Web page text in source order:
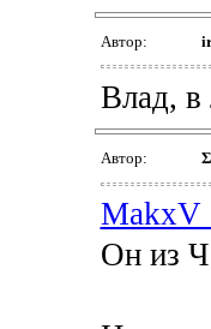
Автор:
Влад, в
Автор:
MakxV
Он из